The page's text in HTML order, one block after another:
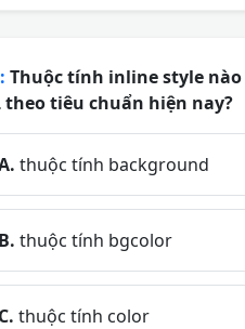
Thuộc tính inline style
theo tiêu chuẩn hiện nay?
thuộc tính background
B. thuộc tính bgcolor
C. thuộc tính color